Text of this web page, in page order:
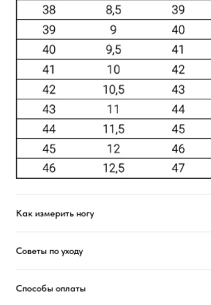
Как измерить ногу
Советы по уходу
Способы оплаты